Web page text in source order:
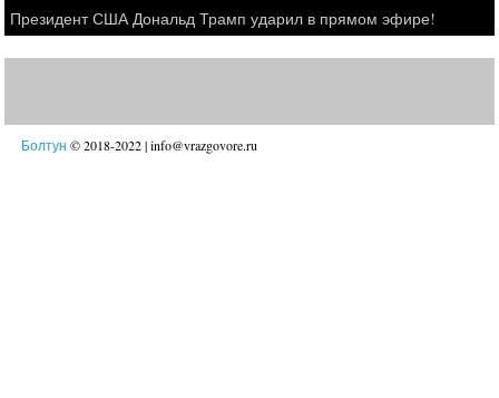
Президент США Дональд Трамп ударил в прямом эфире!
Болтун © 2018-2022 | info@vrazgovore.ru